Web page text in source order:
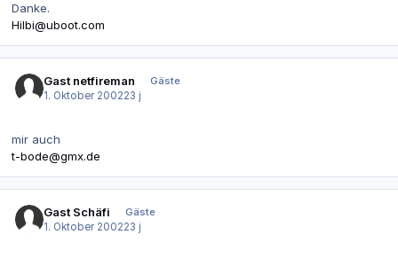
Danke.
Hilbi@uboot.com
Gast netfireman
Gäste
1. Oktober 200223 j
mir auch
t-bode@gmx.de
Gast Schäfi
Gäste
1. Oktober 200223 j